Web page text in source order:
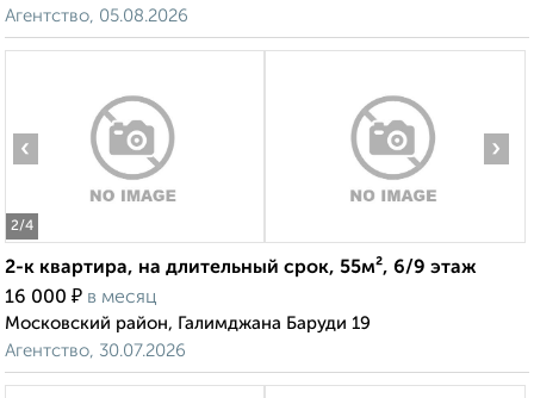
Агентство, 05.08.2026
2/4
‹ ›
2-к квартира, на длительный срок, 55м², 6/9 этаж
16 000 ₽ в месяц
Московский район, Галимджана Баруди 19
Агентство, 30.07.2026